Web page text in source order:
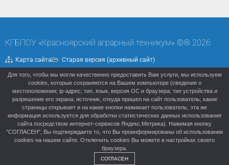
КГБПОУ «Красноярский аграрный техникум» ©® 2026
Карта сайта Старая версия (архивный сайт)
Политика конфиденциальности
Для того, чтобы мы могли качественно предоставить Вам услуги, мы используем
cookies, которые сохраняются на Вашем компьютере (сведения о
местоположении; ip-адрес; тип, язык, версия ОС и браузера; тип устройства и
разрешение его экрана; источник, откуда пришел на сайт пользователь; какие
страницы открывает и на какие кнопки нажимает пользователь; эта же
информация используется для обработки статистических данных использования
сайта посредством интернет-сервисов Яндекс.Метрика). Нажимая кнопку
"СОГЛАСЕН", Вы подтверждаете то, что Вы проинформированы об использовании
cookies на нашем сайте. Отключить cookies Вы можете в настройках своего
браузера.
СОГЛАСЕН